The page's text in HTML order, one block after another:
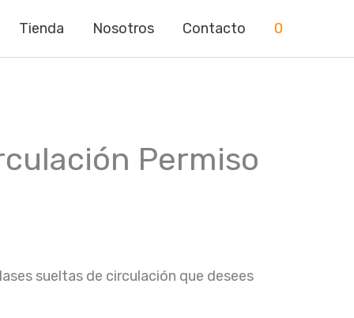
Tienda Nosotros Contacto 0
Permiso
sueltas de circulación que desees